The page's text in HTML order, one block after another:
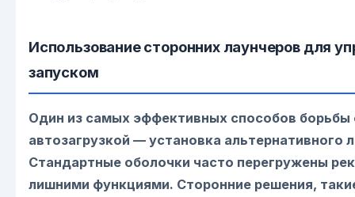
Использование сторонних лаунчеров для
запуском
Один из самых эффективных способов борьбы
автозагрузкой — установка альтернативного
Стандартные оболочки часто перегружены
лишними функциями. Сторонние решения,